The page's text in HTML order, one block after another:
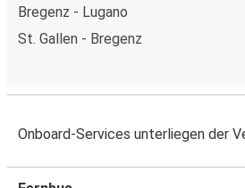
Bregenz - Lugano
St. Gallen - Bregenz
Onboard-Services unterliegen der